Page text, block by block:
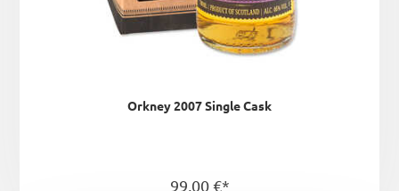
Orkney 2007 Single Cask
99,00 €*